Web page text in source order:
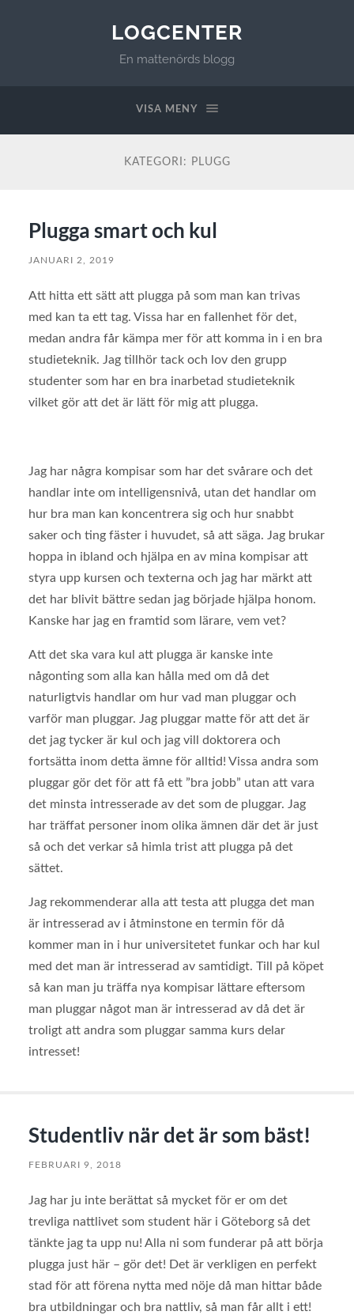
LOGCENTER
En mattenörds blogg
VISA MENY
KATEGORI: PLUGG
Plugga smart och kul
JANUARI 2, 2019
Att hitta ett sätt att plugga på som man kan trivas
med kan ta ett tag. Vissa har en fallenhet för det,
medan andra får kämpa mer för att komma in i en bra
studieteknik. Jag tillhör tack och lov den grupp
studenter som har en bra inarbetad studieteknik
vilket gör att det är lätt för mig att plugga.
Jag har några kompisar som har det svårare och det
handlar inte om intelligensnivå, utan det handlar om
hur bra man kan koncentrera sig och hur snabbt
saker och ting fäster i huvudet, så att säga. Jag brukar
hoppa in ibland och hjälpa en av mina kompisar att
styra upp kursen och texterna och jag har märkt att
det har blivit bättre sedan jag började hjälpa honom.
Kanske har jag en framtid som lärare, vem vet?
Att det ska vara kul att plugga är kanske inte
någonting som alla kan hålla med om då det
naturligtvis handlar om hur vad man pluggar och
varför man pluggar. Jag pluggar matte för att det är
det jag tycker är kul och jag vill doktorera och
fortsätta inom detta ämne för alltid! Vissa andra som
pluggar gör det för att få ett ”bra jobb” utan att vara
det minsta intresserade av det som de pluggar. Jag
har träffat personer inom olika ämnen där det är just
så och det verkar så himla trist att plugga på det
sättet.
Jag rekommenderar alla att testa att plugga det man
är intresserad av i åtminstone en termin för då
kommer man in i hur universitetet funkar och har kul
med det man är intresserad av samtidigt. Till på köpet
så kan man ju träffa nya kompisar lättare eftersom
man pluggar något man är intresserad av då det är
troligt att andra som pluggar samma kurs delar
intresset!
Studentliv när det är som bäst!
FEBRUARI 9, 2018
Jag har ju inte berättat så mycket för er om det
trevliga nattlivet som student här i Göteborg så det
tänkte jag ta upp nu! Alla ni som funderar på att börja
plugga just här – gör det! Det är verkligen en perfekt
stad för att förena nytta med nöje då man hittar både
bra utbildningar och bra nattliv, så man får allt i ett!